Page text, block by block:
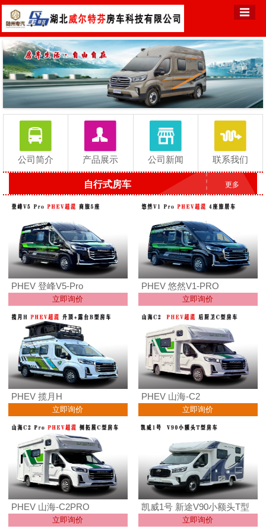
公司简介 产品展示 公司新闻 联系我们
自行式房车 更多
PHEV 登峰V5-Pro
立即询价
PHEV 悠然V1-PRO
立即询价
PHEV 揽月H
立即询价
PHEV 山海-C2
立即询价
PHEV 山海-C2PRO
立即询价
凯威1号 新途V90小额头T型
立即询价